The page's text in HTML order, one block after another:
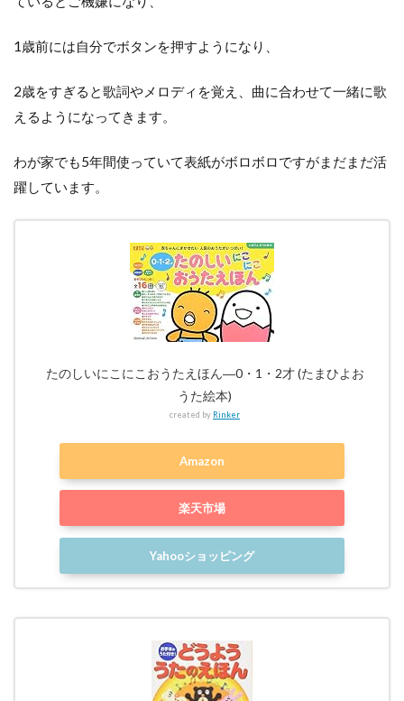
1歳前には自分でボタンを押すようになり、
2歳をすぎると歌詞やメロディを覚え、曲に合わせて一緒に歌
えるようになってきます。
わが家でも5年間使っていて表紙がボロボロですがまだまだ活
躍しています。
たのしいにこにこおうたえほん―0・1・2才 (たまひよお
うた絵本)
created by Rinker
Amazon
楽天市場
Yahooショッピング